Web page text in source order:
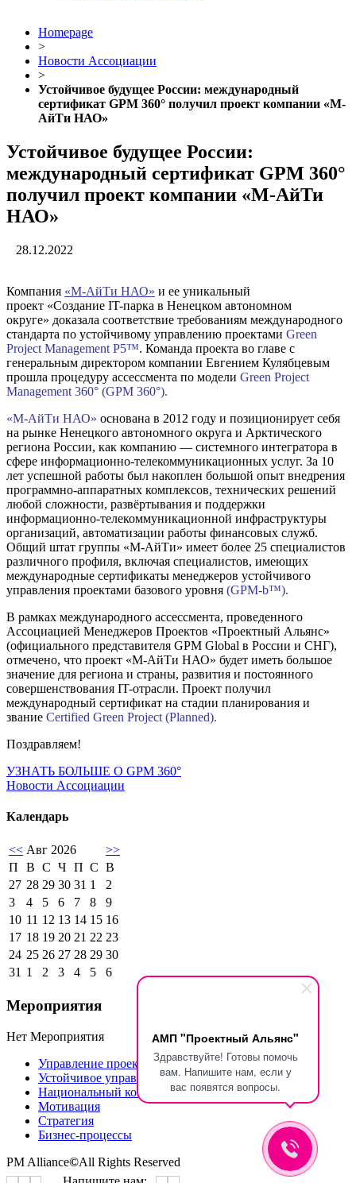
АМП "Проектный Альянс"
Здравствуйте! Готовы помочь
вам. Напишите нам, если у
вас появятся вопросы.
Homepage
>
Новости Ассоциации
>
Устойчивое будущее России: международный
сертификат GPM 360° получил проект компании «М-
АйТи НАО»
Устойчивое будущее России:
международный сертификат GPM 360°
получил проект компании «М-АйТи
НАО»
28.12.2022
Компания «М-АйТи НАО» и ее уникальный
проект «Создание IT-парка в Ненецком автономном
округе» доказала соответствие требованиям международного
стандарта по устойчивому управлению проектами Green
Project Management P5™. Команда проекта во главе с
генеральным директором компании Евгением Кулябцевым
прошла процедуру ассессмента по модели Green Project
Management 360° (GPM 360°).
«М-АйТи НАО» основана в 2012 году и позиционирует себя
на рынке Ненецкого автономного округа и Арктического
региона России, как компанию — системного интегратора в
сфере информационно-телекоммуникационных услуг. За 10
лет успешной работы был накоплен большой опыт внедрения
программно-аппаратных комплексов, технических решений
любой сложности, развёртывания и поддержки
информационно-телекоммуникационной инфраструктуры
организаций, автоматизации работы финансовых служб.
Общий штат группы «М-АйТи» имеет более 25 специалистов
различного профиля, включая специалистов, имеющих
международные сертификаты менеджеров устойчивого
управления проектами базового уровня (GPM-b™).
В рамках международного ассессмента, проведенного
Ассоциацией Менеджеров Проектов «Проектный Альянс»
(официального представителя GPM Global в России и СНГ),
отмечено, что проект «М-АйТи НАО» будет иметь большое
значение для региона и страны, развития и постоянного
совершенствования IT-отрасли. Проект получил
международный сертификат на стадии планирования и
звание Certified Green Project (Planned).
Поздравляем!
УЗНАТЬ БОЛЬШЕ О GPM 360°
Новости Ассоциации
Календарь
<< Авг 2026
>>
П
В С Ч П С В
27 28 29 30 31 1
2
3
4 5 6 7 8
9
10 11 12 13 14 15 16
17 18 19 20 21 22 23
24 25 26 27 28 29 30
31 1 2 3 4 5 6
Мероприятия
Нет Мероприятия
Управление проектами IPMA
Устойчивое управление проектами
Национальный конкурс GPM Awards Russia
Мотивация
Стратегия
Бизнес-процессы
PM Alliance©All Rights Reserved